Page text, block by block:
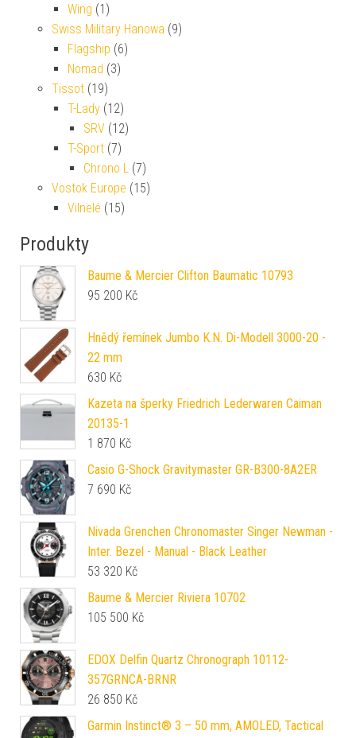
Wing (1)
Swiss Military Hanowa (9)
Flagship (6)
Nomad (3)
Tissot (19)
T-Lady (12)
SRV (12)
T-Sport (7)
Chrono L (7)
Vostok Europe (15)
Vilnelé (15)
Produkty
Baume & Mercier Clifton Baumatic 10793
95 200 Kč
Hnědý řemínek Jumbo K.N. Di-Modell 3000-20 -
22 mm
630 Kč
Kazeta na šperky Friedrich Lederwaren Caiman
20135-1
1 870 Kč
Casio G-Shock Gravitymaster GR-B300-8A2ER
7 690 Kč
Nivada Grenchen Chronomaster Singer Newman -
Inter. Bezel - Manual - Black Leather
53 320 Kč
Baume & Mercier Riviera 10702
105 500 Kč
EDOX Delfin Quartz Chronograph 10112-
357GRNCA-BRNR
26 850 Kč
Garmin Instinct® 3 – 50 mm, AMOLED, Tactical